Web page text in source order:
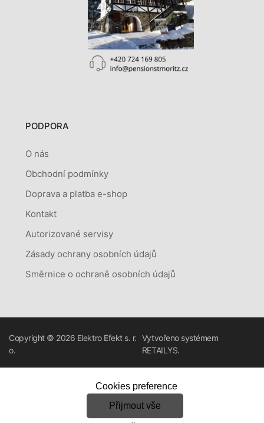
PODPORA
O nás
Obchodní podmínky
Doprava a platba e-shop
Kontakt
Autorizované servisy
Zásady ochrany osobních údajů
Směrnice o ochraně osobních údajů
Copyright © 2026 Elektro Efekt s. r.
o.
Vytvořeno systémem
RETAILYS.
Cookies preference
Přijmout vše